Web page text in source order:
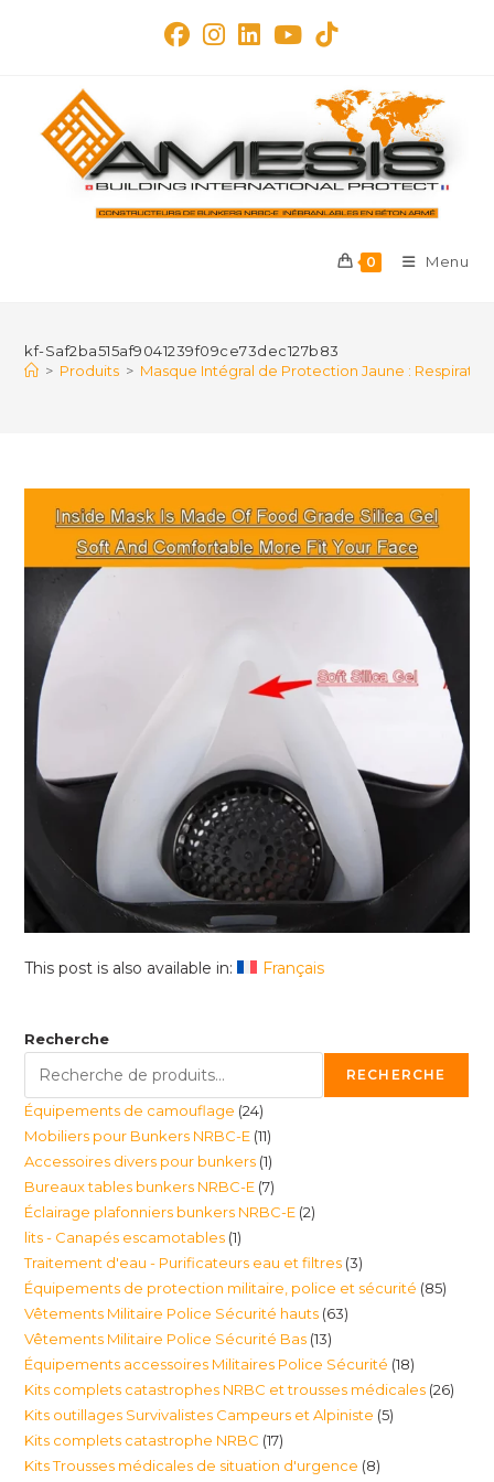
0 Menu
kf-Saf2ba515af9041239f09ce73dec127b83
> Produits > Masque Intégral de Protection Jaune :
This post is also available in: Français
Recherche
RECHERCHE
Équipements de camouflage 2424
produits
Mobiliers pour Bunkers NRBC-E 1111
produits
Accessoires divers pour bunkers 11
produit
Bureaux tables bunkers NRBC-E 77
produits
Éclairage plafonniers bunkers NRBC-E 22
lits - Canapés escamotables 11
produit
Traitement d'eau - Purificateurs eau et filtres 33
produits
Équipements de protection militaire, police et sécurité 8585
Vêtements Militaire Police Sécurité hauts 6363
Vêtements Militaire Police Sécurité Bas 1313
produits
Équipements accessoires Militaires Police Sécurité 1818
produits
Kits complets catastrophes NRBC et trousses médicales 2626
Kits outillages Survivalistes Campeurs et Alpiniste 55
Kits complets catastrophe NRBC 1717
produits
Kits Trousses médicales de situation d'urgence 88